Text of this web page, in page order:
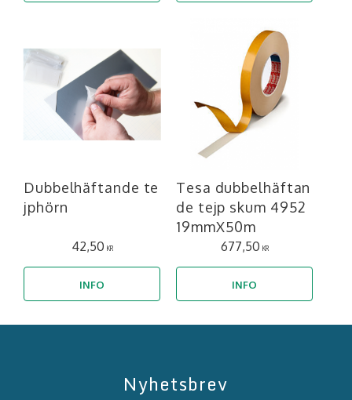
Dubbelhäftande te
jphörn
42,50 KR
INFO
Tesa dubbelhäftan
de tejp skum 4952
19mmX50m
677,50 KR
INFO
Nyhetsbrev